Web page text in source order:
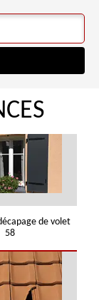
de volet
58